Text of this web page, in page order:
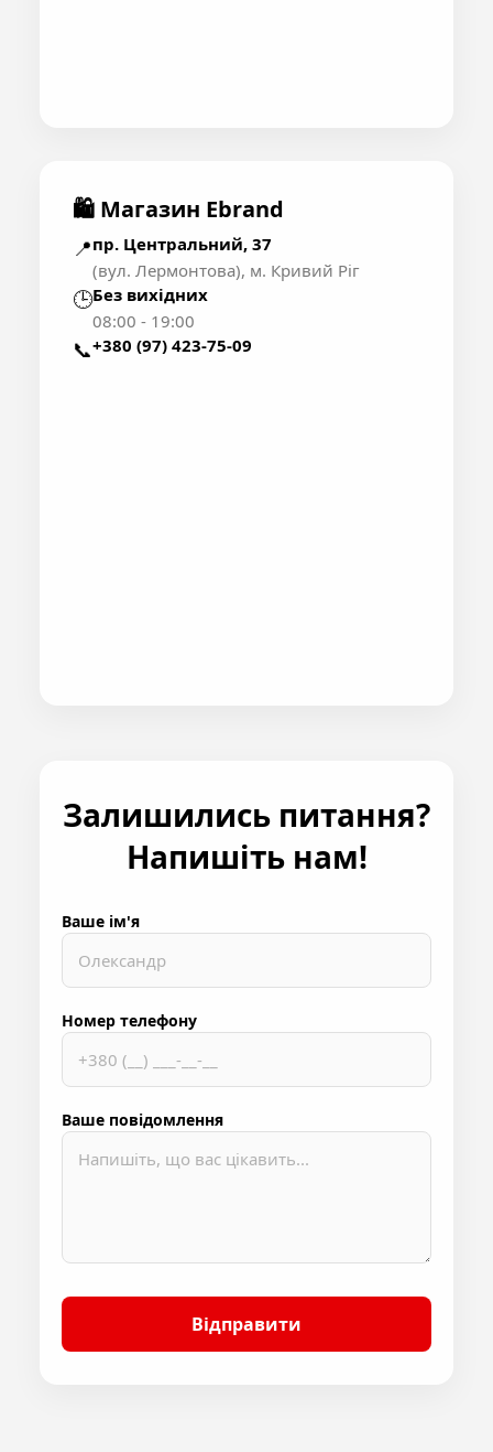
🛍 Магазин Ebrand
📍пр. Центральний, 37
(вул. Лермонтова), м. Кривий Ріг
🕒Без вихідних
08:00 - 19:00
📞+380 (97) 423-75-09
Залишились питання?
Напишіть нам!
Ваше ім'я
Номер телефону
Ваше повідомлення
Відправити